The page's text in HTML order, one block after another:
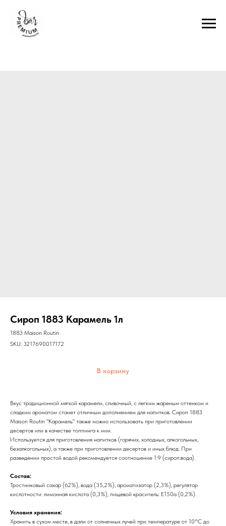
Сироп 1883 Карамель 1л
1883 Maison Routin
SKU: 3217690017172
В корзину
Вкус традиционной мягкой карамели, сливочный, с легким жареным оттенком и
сладким ароматом станет отличным дополнением для напитков. Сироп 1883
Maison Routin "Карамель" также можно использовать при приготовлении
десертов или в качестве топпинга к ним.
Используется для приготовления напитков (горячих, холодных, алкогольных,
безалкогольных), а также при приготовлении десертов и иных блюд. При
разведении простой водой рекомендуется соотношение 1:9 (сироп:вода).
Состав:
Тростниковый сахар (62%), вода (35,2%), ароматизатор (2,3%), регулятор
кислотности: лимонная кислота (0,3%), пищевой краситель: Е150а (0,2%).
Условия хранения:
Хранить в сухом месте, в дали от солнечных лучей при температуре от 10°C до